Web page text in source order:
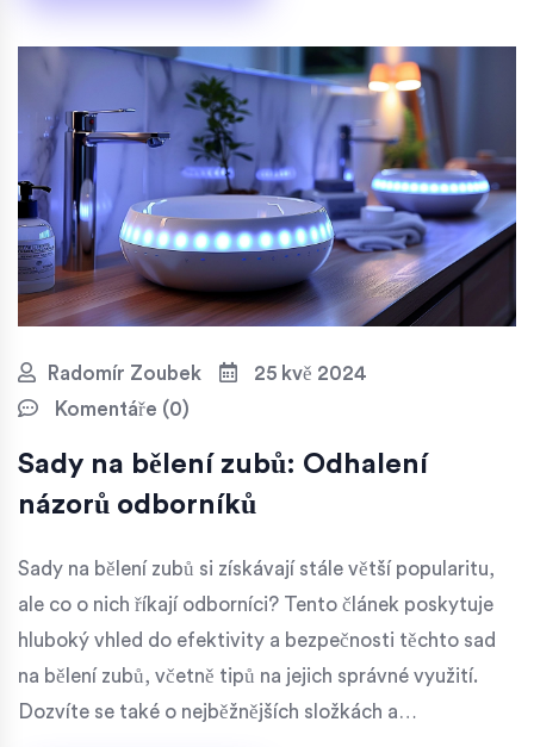
Radomír Zoubek
25 kvě 2024
Komentáře (0)
Sady na bělení zubů: Odhalení
názorů odborníků
Sady na bělení zubů si získávají stále větší popularitu,
ale co o nich říkají odborníci? Tento článek poskytuje
hluboký vhled do efektivity a bezpečnosti těchto sad
na bělení zubů, včetně tipů na jejich správné využití.
Dozvíte se také o nejběžnějších složkách a